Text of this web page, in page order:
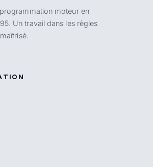
moteur en
Un travail dans les règles